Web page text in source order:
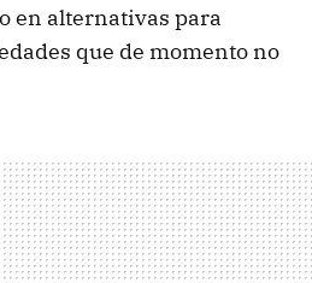
en alternativas para
que de momento no